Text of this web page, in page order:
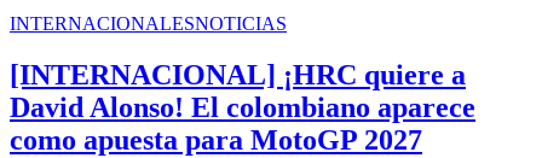
INTERNACIONALESNOTICIAS
[INTERNACIONAL] ¡HRC quiere a
David Alonso! El colombiano aparece
como apuesta para MotoGP 2027